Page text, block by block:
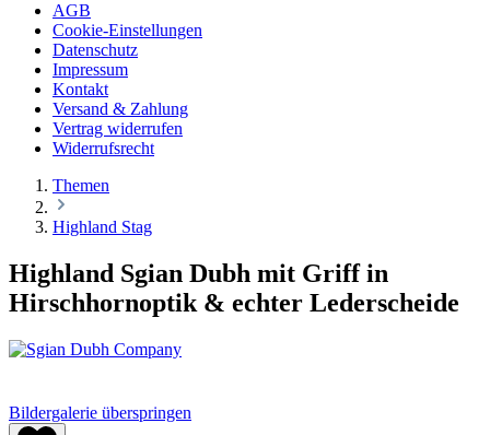
AGB
Cookie-Einstellungen
Datenschutz
Impressum
Kontakt
Versand & Zahlung
Vertrag widerrufen
Widerrufsrecht
Themen
Highland Stag
Highland Sgian Dubh mit Griff in
Hirschhornoptik & echter Lederscheide
Bildergalerie überspringen